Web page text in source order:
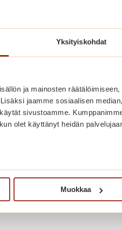
Yksityiskohdat
ja mainosten
jaamme sosiaalisen
sivustoamme.
olet käyttänyt heidän
Muokkaa
toisiamme
Johdamme
eteenpäin.
kehittymistämme.
uteliaina uutta ja